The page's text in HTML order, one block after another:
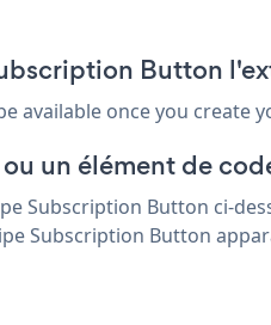
Button
available once you create
un élément de
Subscription Button ci-
Subscription Button